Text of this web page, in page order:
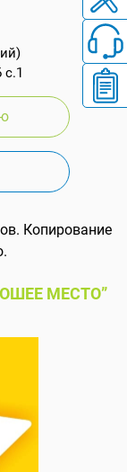
с.1
Копирование
МЕСТО”